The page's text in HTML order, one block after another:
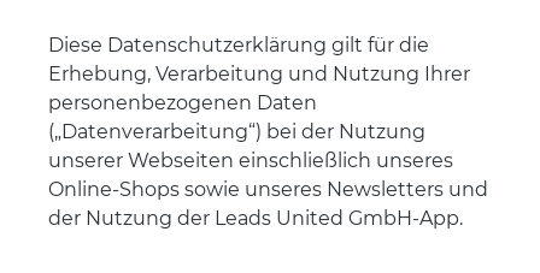
Diese Datenschutzerklärung gilt für die
Erhebung, Verarbeitung und Nutzung Ihrer
personenbezogenen Daten
(„Datenverarbeitung“) bei der Nutzung
unserer Webseiten einschließlich unseres
Online-Shops sowie unseres Newsletters und
der Nutzung der Leads United GmbH-App.